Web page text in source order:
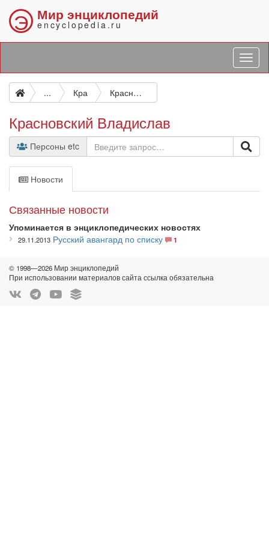
Э Мир энциклопедий
encyclopedia.ru
... Кра Красновский Владислав
Красновский Владислав
Персоны etc
Новости
Связанные новости
Упоминается в энциклопедических новостях
29.11.2013 Русский авангард по списку 1
© 1998—2026 Мир энциклопедий
При использовании материалов сайта ссылка обязательна